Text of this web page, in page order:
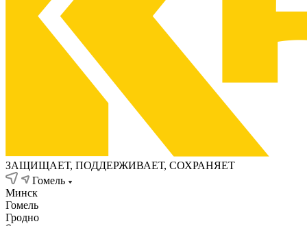
ЗАЩИЩАЕТ, ПОДДЕРЖИВАЕТ, СОХРАНЯЕТ
Гомель
Минск
Гомель
Гродно